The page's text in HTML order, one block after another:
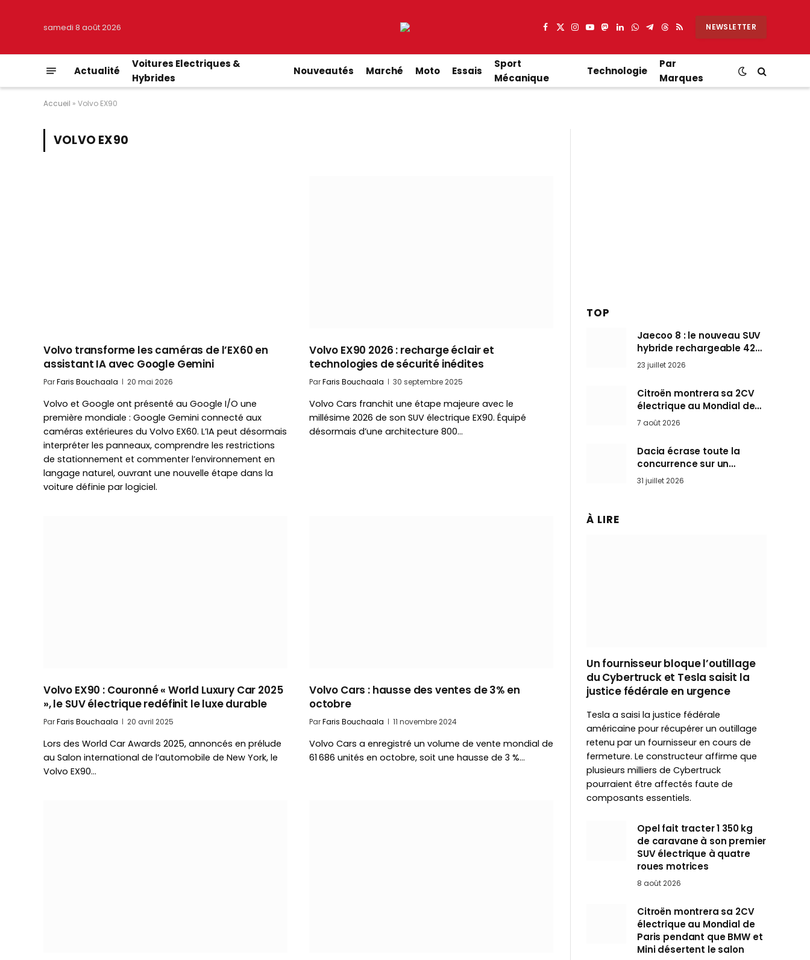
samedi 8 août 2026 Facebook
X
Instagram
YouTube
Mastodon
LinkedIn
WhatsApp
Partager
Telegram
Threads
RSS NEWSLETTER
Actualité
Voitures Electriques &
Hybrides
Nouveautés Marché Moto Essais
Sport
Mécanique
Technologie
Par
Marques
Accueil » Volvo EX90
VOLVO EX90
Volvo transforme les caméras de l’EX60 en
assistant IA avec Google Gemini
ParFaris Bouchaala 20 mai 2026
Volvo et Google ont présenté au Google I/O une
première mondiale : Google Gemini connecté aux
caméras extérieures du Volvo EX60. L’IA peut désormais
interpréter les panneaux, comprendre les restrictions
de stationnement et commenter l’environnement en
langage naturel, ouvrant une nouvelle étape dans la
voiture définie par logiciel.
Volvo EX90 2026 : recharge éclair et
technologies de sécurité inédites
ParFaris Bouchaala 30 septembre 2025
Volvo Cars franchit une étape majeure avec le
millésime 2026 de son SUV électrique EX90. Équipé
désormais d’une architecture 800…
Volvo EX90 : Couronné « World Luxury Car 2025
», le SUV électrique redéfinit le luxe durable
ParFaris Bouchaala 20 avril 2025
Lors des World Car Awards 2025, annoncés en prélude
au Salon international de l’automobile de New York, le
Volvo EX90…
Volvo Cars : hausse des ventes de 3% en
octobre
ParFaris Bouchaala 11 novembre 2024
Volvo Cars a enregistré un volume de vente mondial de
61 686 unités en octobre, soit une hausse de 3 %…
TOP
Jaecoo 8 : le nouveau SUV
hybride rechargeable 428
ch qui vise l’Audi Q7 arrive
en Europe cet automne
23 juillet 2026
Citroën montrera sa 2CV
électrique au Mondial de
Paris pendant que BMW et
7 août 2026
Dacia écrase toute la
concurrence sur un
marché où personne ne
l’attendait
31 juillet 2026
À LIRE
Un fournisseur bloque l’outillage
du Cybertruck et Tesla saisit la
justice fédérale en urgence
Tesla a saisi la justice fédérale
américaine pour récupérer un outillage
retenu par un fournisseur en cours de
fermeture. Le constructeur affirme que
plusieurs milliers de Cybertruck
pourraient être affectés faute de
composants essentiels.
Opel fait tracter 1 350 kg
de caravane à son premier
SUV électrique à quatre
roues motrices
8 août 2026
Citroën montrera sa 2CV
électrique au Mondial de
Paris pendant que BMW et
Mini désertent le salon